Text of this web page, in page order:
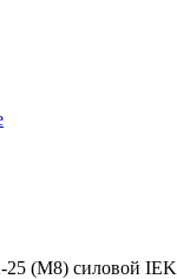
25 (М8) силовой IEK